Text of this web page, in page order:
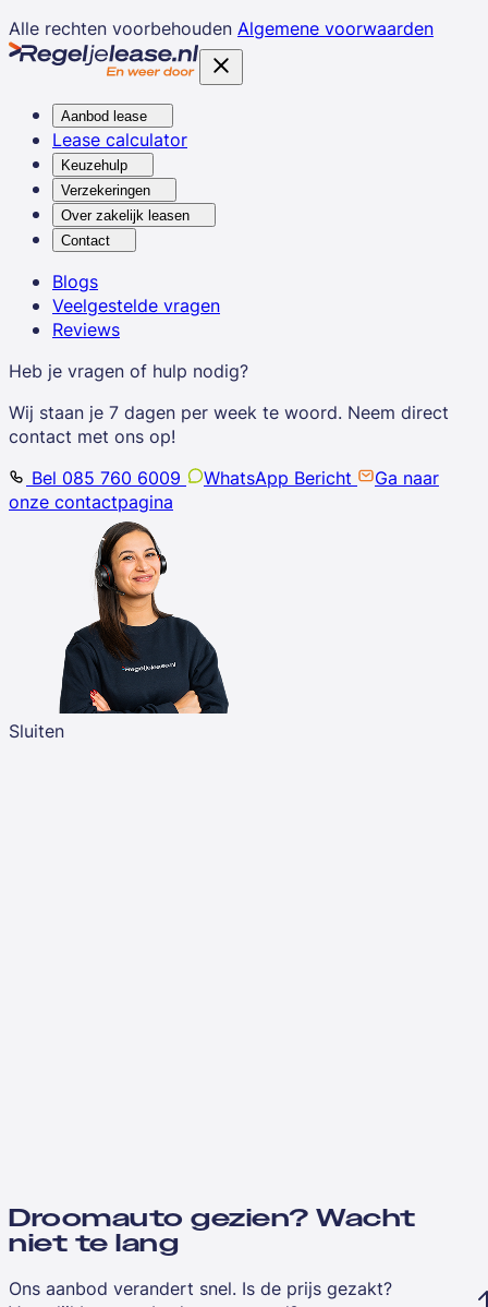
Alle rechten voorbehouden Algemene voorwaarden
Aanbod lease
Lease calculator
Keuzehulp
Verzekeringen
Over zakelijk leasen
Contact
Blogs
Veelgestelde vragen
Reviews
Heb je vragen of hulp nodig?
Wij staan je 7 dagen per week te woord. Neem direct
contact met ons op!
Bel 085 760 6009
WhatsApp Bericht
Ga naar
onze contactpagina
Sluiten
Droomauto gezien? Wacht
niet te lang
Ons aanbod verandert snel. Is de prijs gezakt?